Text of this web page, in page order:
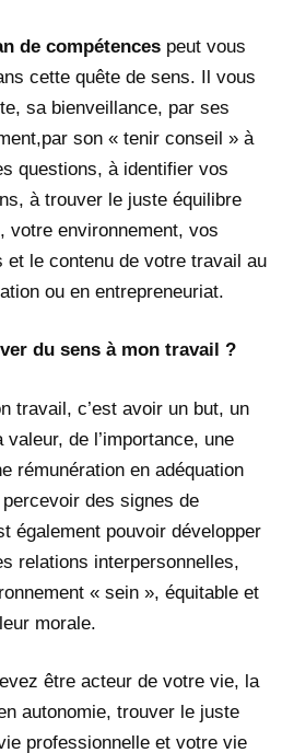
de compétences peut vous
cette quête de sens. Il vous
sa bienveillance, par ses
son « tenir conseil » à
questions, à identifier vos
à trouver le juste équilibre
votre environnement, vos
et le contenu de votre travail au
ou en entrepreneuriat.
du sens à mon travail ?
travail, c’est avoir un but, un
de l’importance, une
rémunération en adéquation
des signes de
également pouvoir développer
relations interpersonnelles,
« sein », équitable et
morale.
être acteur de votre vie, la
autonomie, trouver le juste
professionnelle et votre vie